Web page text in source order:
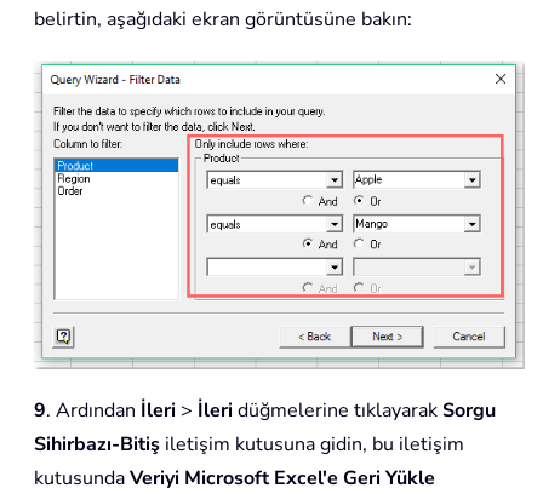
belirtin, aşağıdaki ekran görüntüsüne bakın:
9. Ardından İleri > İleri düğmelerine tıklayarakSorgu
Sihirbazı-Bitiş iletişim kutusuna gidin, bu iletişim
kutusundaVeriyi Microsoft Excel'e Geri Yükle